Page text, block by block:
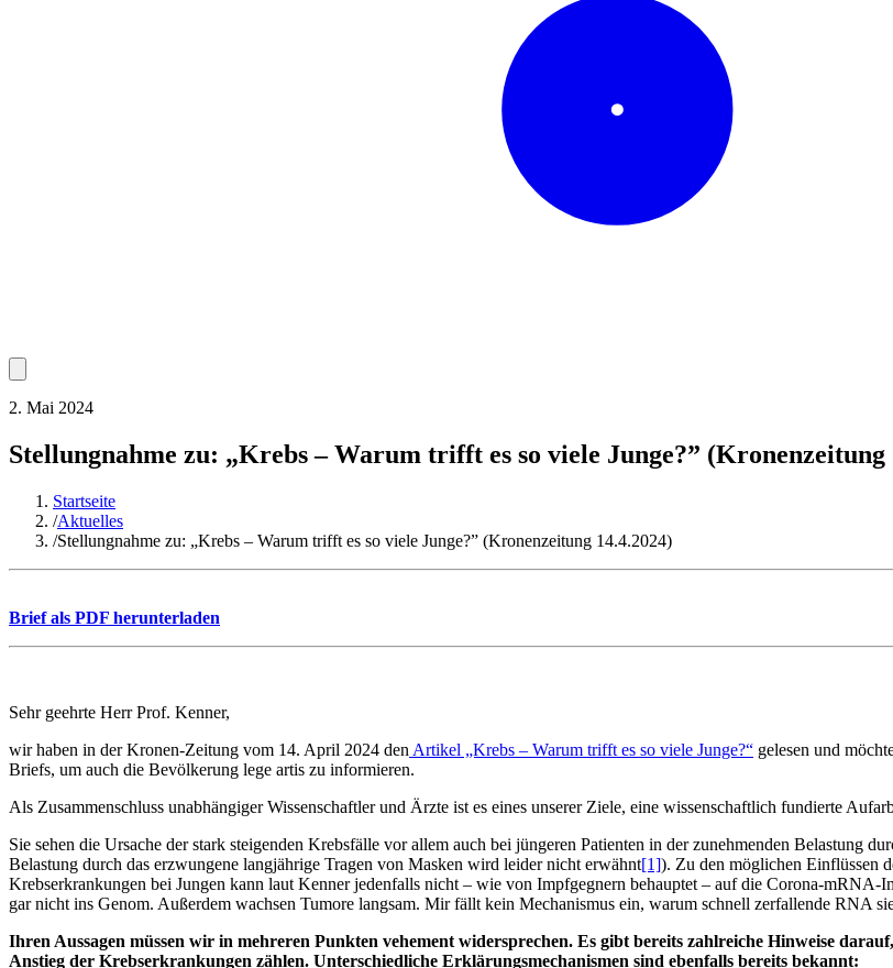
2. Mai 2024
Stellungnahme zu: „Krebs – Warum trifft es so viele Junge?” (Kronenzeitung
Startseite
/Aktuelles
/Stellungnahme zu: „Krebs – Warum trifft es so viele Junge?” (Kronenzeitung 14.4.2024)
Brief als PDF herunterladen
Sehr geehrte Herr Prof. Kenner,
wir haben in der Kronen-Zeitung vom 14. April 2024 den Artikel „Krebs – Warum trifft es so viele Junge?“ gelesen und
Briefs, um auch die Bevölkerung lege artis zu informieren.
Als Zusammenschluss unabhängiger Wissenschaftler und Ärzte ist es eines unserer Ziele, eine wissenschaftlich fundierte
Sie sehen die Ursache der stark steigenden Krebsfälle vor allem auch bei jüngeren Patienten in der zunehmenden Belastung
Belastung durch das erzwungene langjährige Tragen von Masken wird leider nicht erwähnt[1]). Zu den möglichen Einflüssen
Krebserkrankungen bei Jungen kann laut Kenner jedenfalls nicht – wie von Impfgegnern behauptet – auf die Corona-
gar nicht ins Genom. Außerdem wachsen Tumore langsam. Mir fällt kein Mechanismus ein, warum schnell zerfallende RNA
Ihren Aussagen müssen wir in mehreren Punkten vehement widersprechen. Es gibt bereits zahlreiche Hinweise
Anstieg der Krebserkrankungen zählen. Unterschiedliche Erklärungsmechanismen sind ebenfalls bereits bekannt: